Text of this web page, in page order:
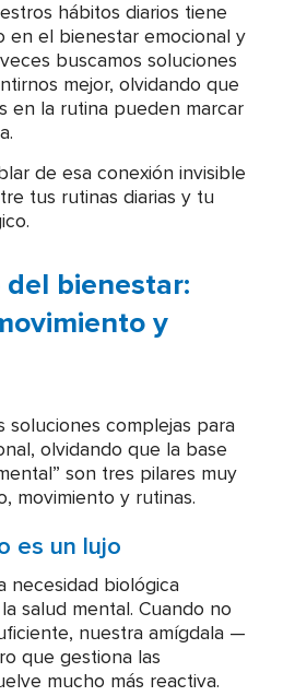
hábitos diarios tiene
en el bienestar emocional y
buscamos soluciones
mejor, olvidando que
en la rutina pueden marcar
de esa conexión invisible
tus rutinas diarias y tu
del bienestar:
y
soluciones complejas para
olvidando que la base
son tres pilares muy
movimiento y rutinas.
es un lujo
necesidad biológica
salud mental. Cuando no
nuestra amígdala —
que gestiona las
mucho más reactiva.